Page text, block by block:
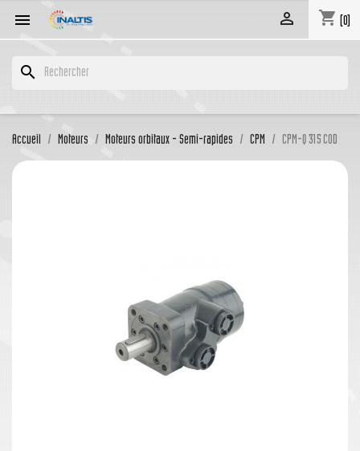
 shopping_cart (0)

search
Accueil Moteurs Moteurs orbitaux - Semi-rapides CPM CPM-Q 315 COD